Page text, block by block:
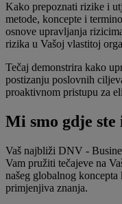
Kako prepoznati rizike i
metode, koncepte i
osnove upravljanja
rizika u Vašoj vlastitoj
Tečaj demonstrira kako
postizanju poslovnih
proaktivnom pristupu za
Mi smo gdje ste
Vaš najbliži DNV -
Vam pružiti tečajeve na
našeg globalnog
primjenjiva znanja.